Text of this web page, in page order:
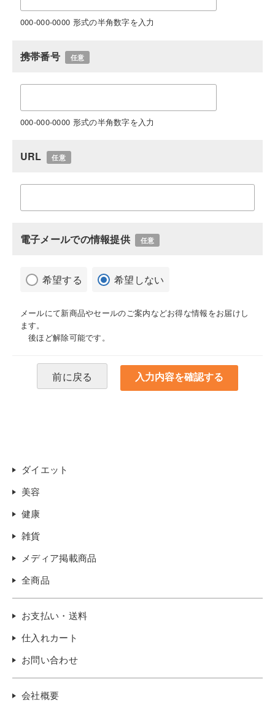
000-000-0000 形式の半角数字を入力
携帯番号 任意
000-000-0000 形式の半角数字を入力
URL 任意
電子メールでの情報提供 任意
希望する 希望しない
メールにて新商品やセールのご案内などお得な情報をお届けし
ます。
後ほど解除可能です。
前に戻る
ダイエット
美容
健康
雑貨
メディア掲載商品
全商品
お支払い・送料
仕入れカート
お問い合わせ
会社概要